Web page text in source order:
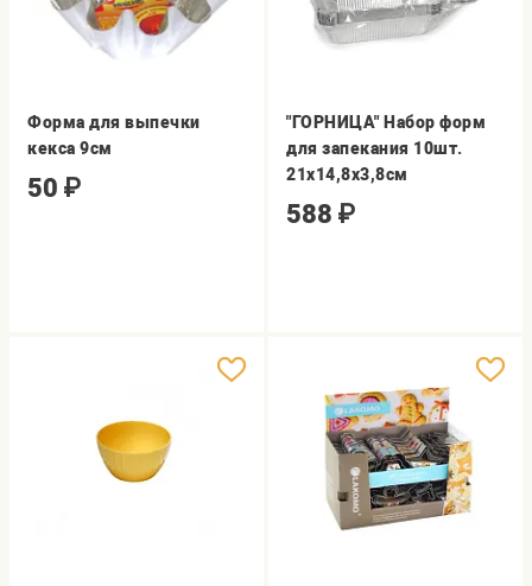
Форма для выпечки
кекса 9см
50 ₽
"ГОРНИЦА" Набор форм
для запекания 10шт.
21х14,8х3,8см
588 ₽